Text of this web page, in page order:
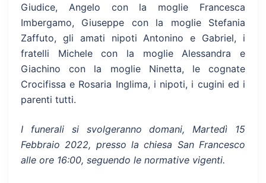
Giudice, Angelo con la moglie Francesca
Imbergamo, Giuseppe con la moglie Stefania
Zaffuto, gli amati nipoti Antonino e Gabriel, i
fratelli Michele con la moglie Alessandra e
Giachino con la moglie Ninetta, le cognate
Crocifissa e Rosaria Inglima, i nipoti, i cugini ed i
parenti tutti.
I funerali si svolgeranno domani, Martedì 15
Febbraio 2022, presso la chiesa San Francesco
alle ore 16:00, seguendo le normative vigenti.